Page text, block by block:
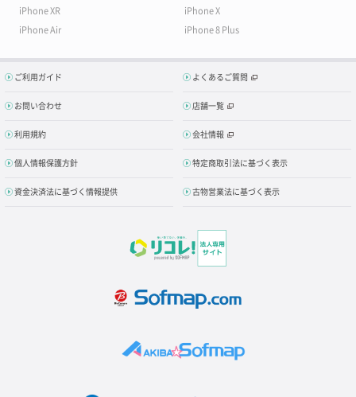
iPhone XR
iPhone X
iPhone Air
iPhone 8 Plus
ご利用ガイド よくあるご質問
お問い合わせ 店舗一覧
利用規約 会社情報
個人情報保護方針 特定商取引法に基づく表示
資金決済法に基づく情報提供 古物営業法に基づく表示